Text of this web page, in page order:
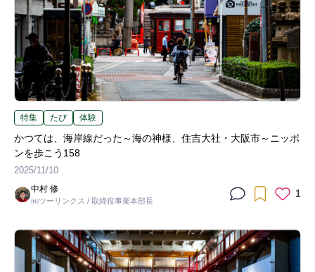
特集 たび 体験
かつては、海岸線だった～海の神様、住吉大社・大阪市～ニッポ
ンを歩こう158
2025/11/10
中村 修
㈱ツーリンクス / 取締役事業本部長
1